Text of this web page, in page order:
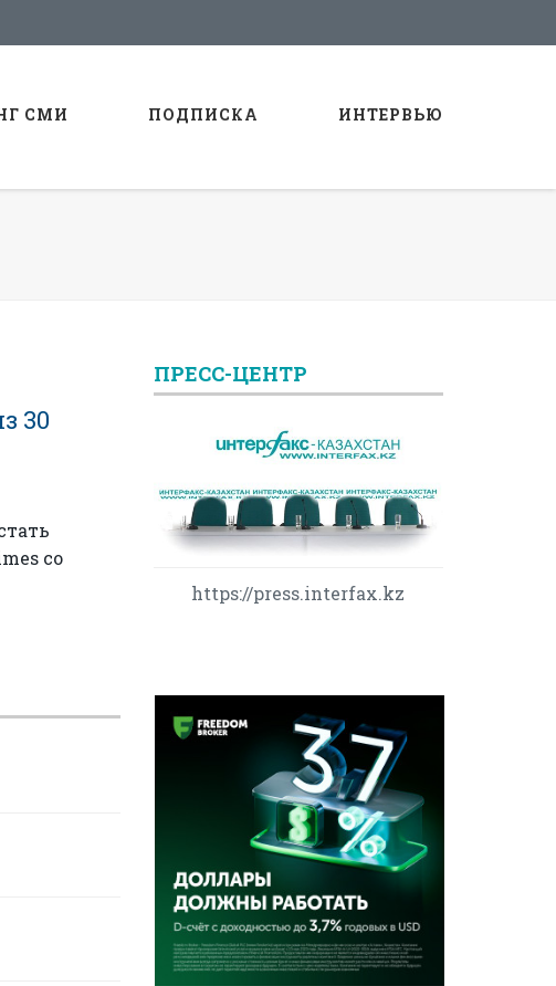
СМИ ПОДПИСКА ИНТЕРВЬЮ
30
со
ПРЕСС-ЦЕНТР
https://press.interfax.kz